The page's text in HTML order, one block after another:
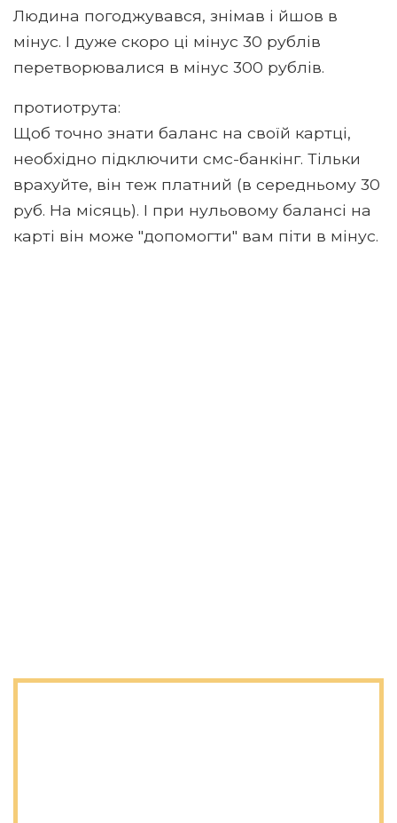
Людина погоджувався, знімав і йшов в
мінус. І дуже скоро ці мінус 30 рублів
перетворювалися в мінус 300 рублів.
протиотрута:
Щоб точно знати баланс на своїй картці,
необхідно підключити смс-банкінг. Тільки
врахуйте, він теж платний (в середньому 30
руб. На місяць). І при нульовому балансі на
карті він може "допомогти" вам піти в мінус.